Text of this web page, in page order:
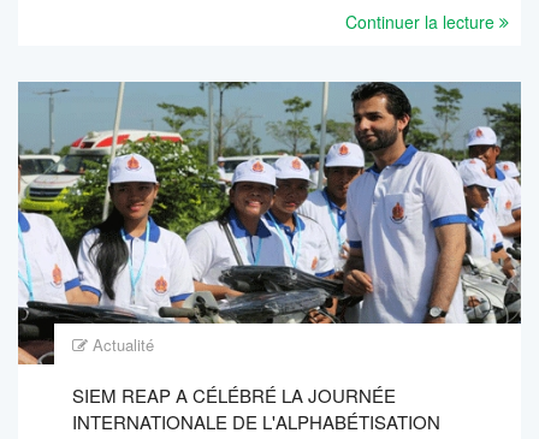
Continuer la lecture
Actualité
SIEM REAP A CÉLÉBRÉ LA JOURNÉE
INTERNATIONALE DE L'ALPHABÉTISATION